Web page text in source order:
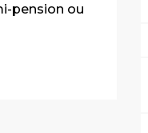
pension ou